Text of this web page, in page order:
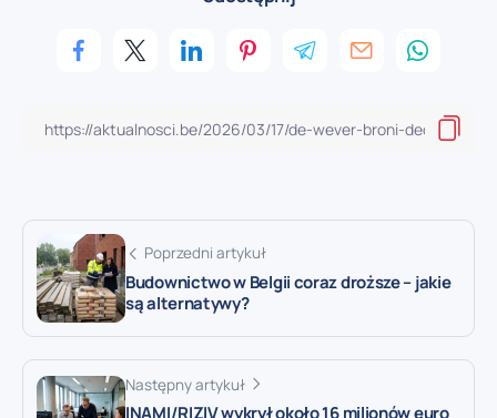
Poprzedni artykuł
Budownictwo w Belgii coraz droższe – jakie
są alternatywy?
Następny artykuł